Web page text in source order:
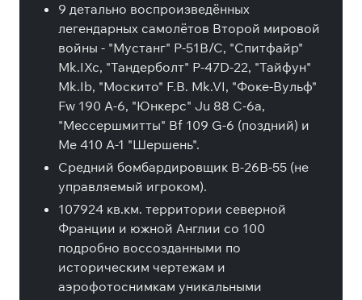
9 детально воспроизведённых
легендарных самолётов Второй мировой
войны - "Мустанг" P-51B/C, "Спитфайр"
Mk.IXc, "Тандерболт" P-47D-22, "Тайфун"
Mk.Ib, "Москито" F.B. Mk.VI, "Фоке-Вульф"
Fw 190 A-6, "Юнкерс" Ju 88 C-6a,
"Мессершмитты" Bf 109 G-6 (поздний) и
Me 410 A-1 "Шершень".
Средний бомбардировщик B-26B-55 (не
управляемый игроком).
107924 кв.км. территории северной
Франции и южной Англии со 100
подробно воссозданными по
историческим чертежам и
аэрофотоснимкам уникальными